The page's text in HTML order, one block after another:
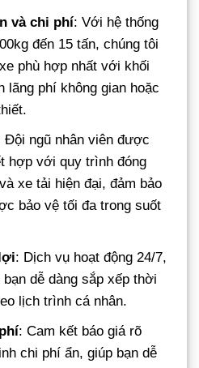
và chi phí: Với hệ thống
đến 15 tấn, chúng tôi
phù hợp nhất với khối
lãng phí không gian hoặc
Đội ngũ nhân viên được
hợp với quy trình đóng
xe tải hiện đại, đảm bảo
bảo vệ tối đa trong suốt
: Dịch vụ hoạt động 24/7,
dễ dàng sắp xếp thời
lịch trình cá nhân.
: Cam kết báo giá rõ
chi phí ẩn, giúp bạn dễ